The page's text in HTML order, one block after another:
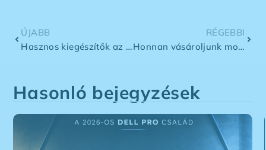
ÚJABB
Hasznos kiegészítők az irodába
RÉGEBBI
Honnan vásároljunk mobiltelefont?
Hasonló bejegyzések